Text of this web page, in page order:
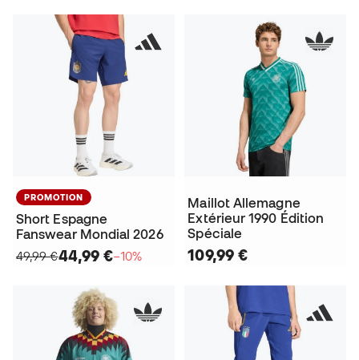
PROMOTION
Short Espagne
Fanswear Mondial 2026
49,99 €44,99 €−10%
Maillot Allemagne
Extérieur 1990 Édition
Spéciale
109,99 €